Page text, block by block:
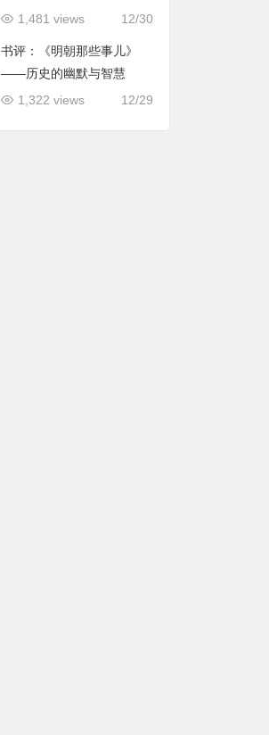
12/30
1,481 views
书评：《明朝那些事儿》
——历史的幽默与智慧
12/29
1,322 views